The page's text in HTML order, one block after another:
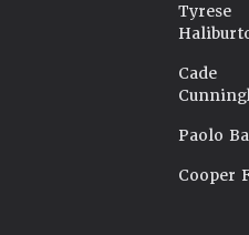
Tyrese
Cade
Paolo
Cooper